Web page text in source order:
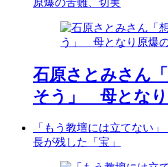
原爆の苦難、切実
石原さとみさん
そう」 母となり
「もう教壇には立てな
長が残した「宝」